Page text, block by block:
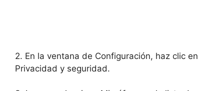
2. En la ventana de Configuración, haz clic en
Privacidad y seguridad.